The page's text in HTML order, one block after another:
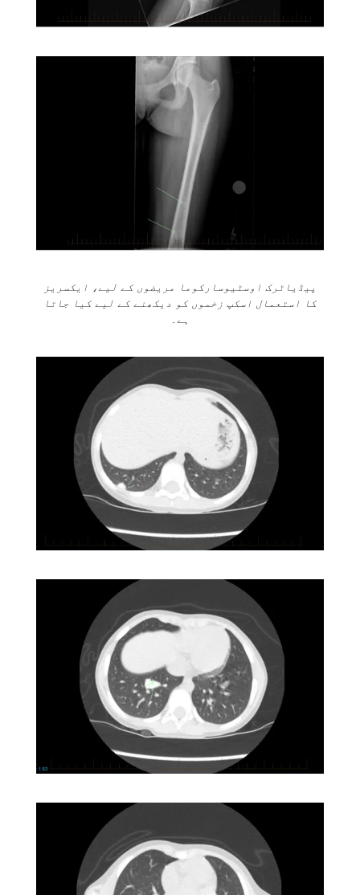
پیڈیاٹرک اوسٹیوسارکوما مریضوں کے لیے، ایکسریز
کا استعمال اسکپ زخموں کو دیکھنے کے لیے کیا جاتا
ہے۔